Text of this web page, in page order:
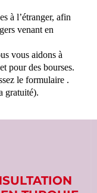
à l’étranger, afin
venant en
vous aidons à
pour des bourses.
le formulaire .
gratuité).